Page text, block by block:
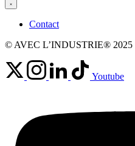
Contact
© AVEC L’INDUSTRIE® 2025
Youtube